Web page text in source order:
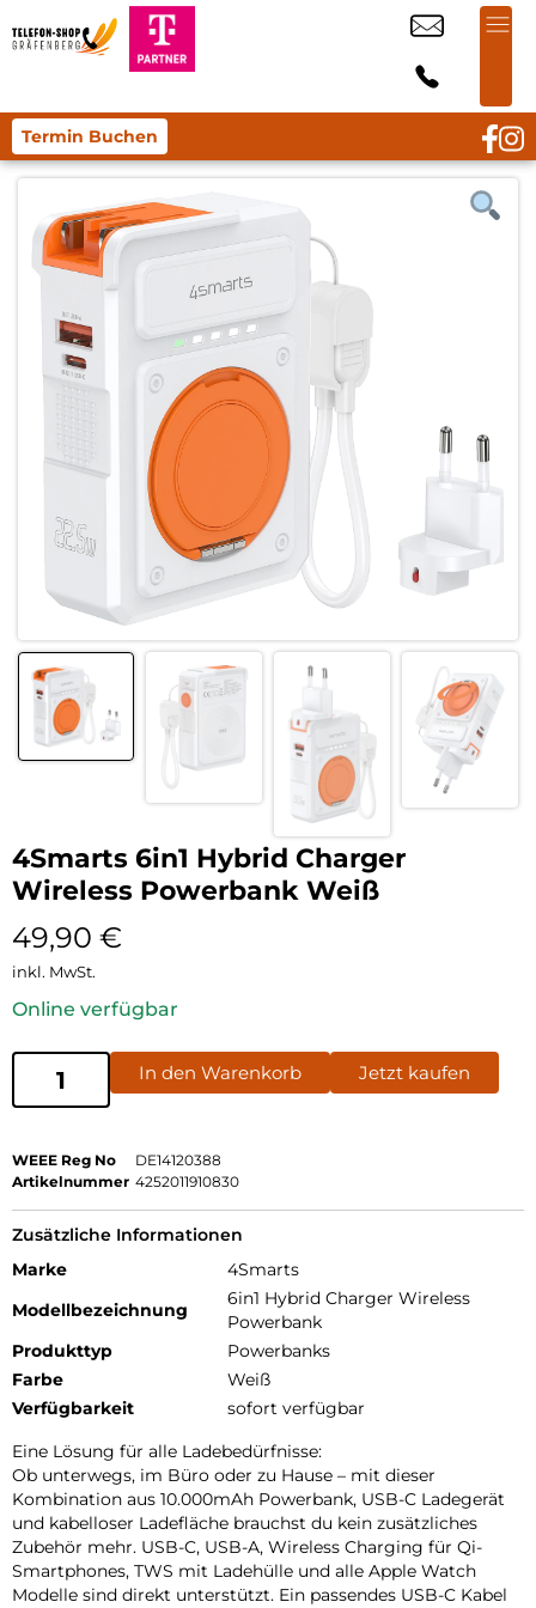
Termin Buchen
4Smarts 6in1 Hybrid Charger
Wireless Powerbank Weiß
49,90 €
inkl. MwSt.
Online verfügbar
In den Warenkorb Jetzt kaufen
WEEE Reg No
DE14120388
Artikelnummer 4252011910830
Zusätzliche Informationen
Marke
4Smarts
Modellbezeichnung
6in1 Hybrid Charger Wireless
Powerbank
Produkttyp
Powerbanks
Farbe
Weiß
Verfügbarkeit
sofort verfügbar
Eine Lösung für alle Ladebedürfnisse:
Ob unterwegs, im Büro oder zu Hause – mit dieser
Kombination aus 10.000mAh Powerbank, USB-C Ladegerät
und kabelloser Ladefläche brauchst du kein zusätzliches
Zubehör mehr. USB-C, USB-A, Wireless Charging für Qi-
Smartphones, TWS mit Ladehülle und alle Apple Watch
Modelle sind direkt unterstützt. Ein passendes USB-C Kabel